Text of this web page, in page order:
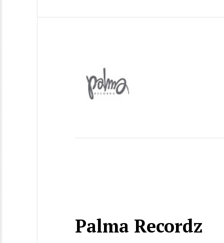
Palma Recordz